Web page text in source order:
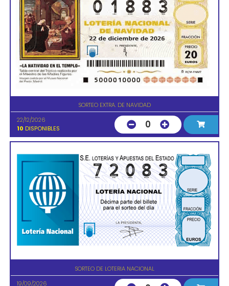
SORTEO EXTRA. DE NAVIDAD
22/12/2026
10 DISPONIBLES 0
SORTEO DE LOTERIA NACIONAL
19/09/2026